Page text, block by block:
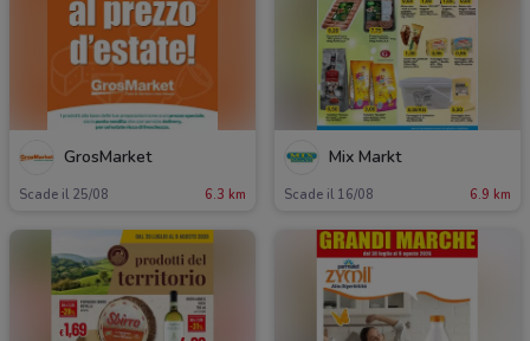
GrosMarket
Scade il 25/08 6.3 km
Mix Markt
Scade il 16/08 6.9 km